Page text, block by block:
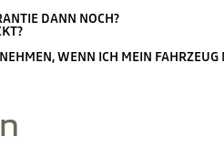
DANN NOCH?
WENN ICH MEIN